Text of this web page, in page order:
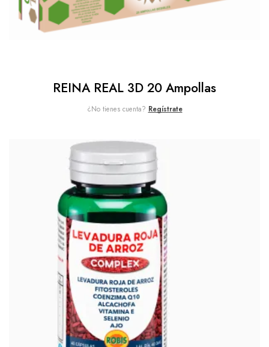
REINA REAL 3D 20 Ampollas
¿No tienes cuenta? Regístrate